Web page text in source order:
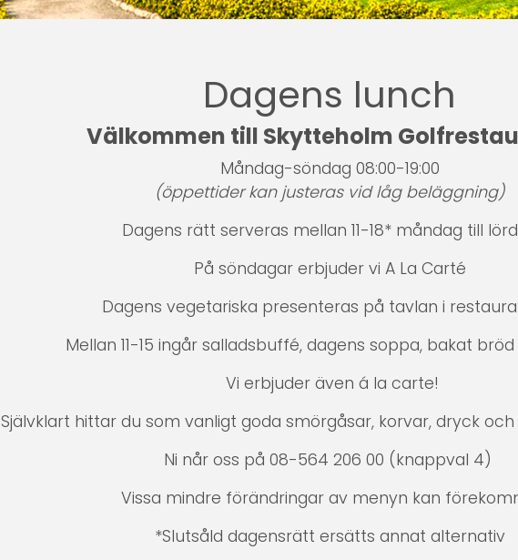
Dagens lunch
Välkommen till Skytteholm
Måndag-söndag 08:00-19:00
(öppettider kan justeras vid låg beläggning)
Dagens rätt serveras mellan 11-18* måndag till
På söndagar erbjuder vi A La Carté
Dagens vegetariska presenteras på tavlan i
Mellan 11-15 ingår salladsbuffé, dagens soppa, bakat
Vi erbjuder även á la carte!
Självklart hittar du som vanligt goda smörgåsar, korvar, dryck och
Ni når oss på 08-564 206 00 (knappval 4)
Vissa mindre förändringar av menyn kan
*Slutsåld dagensrätt ersätts annat alternativ